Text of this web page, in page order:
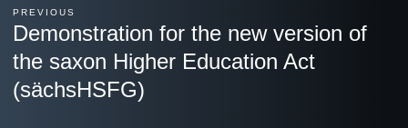
PREVIOUS
Demonstration for the new version of
the saxon Higher Education Act
(sächsHSFG)